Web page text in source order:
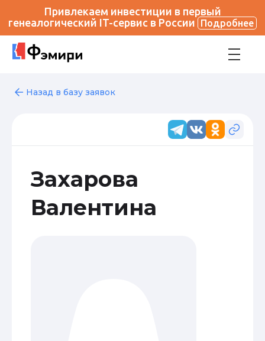
Привлекаем инвестиции в первый
генеалогический IT-сервис в России
Подробнее
Назад в базу заявок
Захарова
Валентина